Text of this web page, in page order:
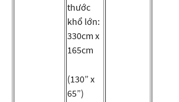
thước
khổ lớn:
330cm x
165cm
(130” x
65”)